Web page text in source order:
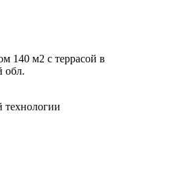
140 м2 с террасой в
обл.
технологии